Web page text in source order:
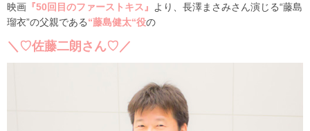
映画 『50回目のファーストキス』
より、長澤まさみさん演じる“藤島
瑠衣”の父親である“藤島健太“役の
＼♡佐藤二朗さん♡／